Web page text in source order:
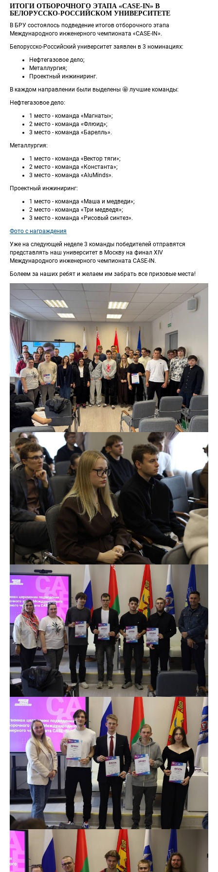
ИТОГИ ОТБОРОЧНОГО ЭТАПА «CASE-IN» В
БЕЛОРУССКО-РОССИЙСКОМ УНИВЕРСИТЕТЕ
В БРУ состоялось подведение итогов отборочного этапа
Международного инженерного чемпионата «CASE-IN».
Белорусско-Российский университет заявлен в 3 номинациях:
Нефтегазовое дело;
Металлургия;
Проектный инжиниринг.
В каждом направлении были выделены 🤩 лучшие команды:
Нефтегазовое дело:
1 место - команда «Магнаты»;
2 место - команда «Флюид»;
3 место - команда «Барелль».
Металлургия:
1 место - команда «Вектор тяги»;
2 место - команда «Константа»;
3 место - команда «AluMinds».
Проектный инжиниринг:
1 место - команда «Маша и медведи»;
2 место - команда «Три медведя»;
3 место - команда «Рисовый синтез».
Фото с награждения
Уже на следующей неделе 3 команды победителей отправятся
представлять наш университет в Москву на финал XIV
Международного инженерного чемпионата CASE-IN.
Болеем за наших ребят и желаем им забрать все призовые места!